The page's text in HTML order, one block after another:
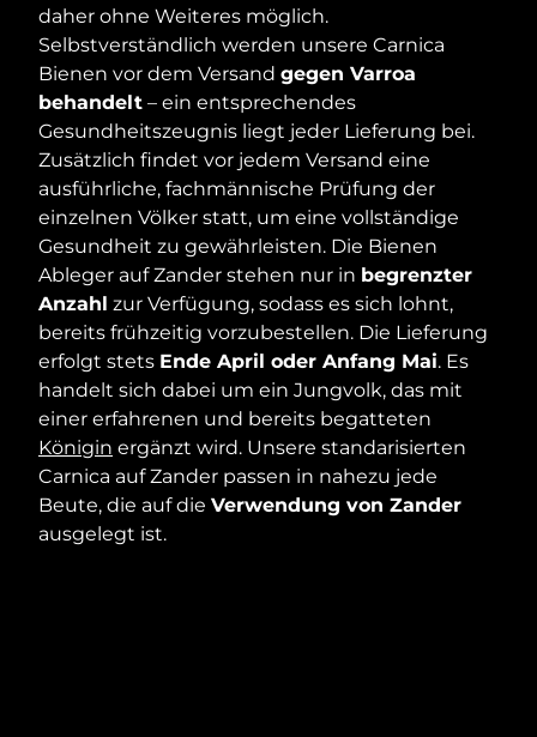
daher ohne Weiteres möglich.
Selbstverständlich werden unsere Carnica
Bienen vor dem Versand gegen Varroa
behandelt – ein entsprechendes
Gesundheitszeugnis liegt jeder Lieferung bei.
Zusätzlich findet vor jedem Versand eine
ausführliche, fachmännische Prüfung der
einzelnen Völker statt, um eine vollständige
Gesundheit zu gewährleisten. Die Bienen
Ableger auf Zander stehen nur in begrenzter
Anzahl zur Verfügung, sodass es sich lohnt,
bereits frühzeitig vorzubestellen. Die Lieferung
erfolgt stets Ende April oder Anfang Mai. Es
handelt sich dabei um ein Jungvolk, das mit
einer erfahrenen und bereits begatteten
Königin ergänzt wird. Unsere standarisierten
Carnica auf Zander passen in nahezu jede
Beute, die auf die Verwendung von Zander
ausgelegt ist.